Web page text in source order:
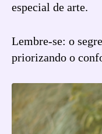
especial de arte.
Lembre-se: o
priorizando o